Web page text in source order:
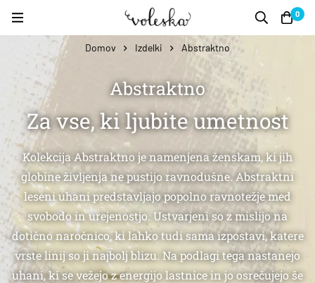
0
Domov Izdelki Abstraktno
Abstraktno
Za vse, ki ljubite umetnost
Kolekcija Abstraktno je namenjena ženskam, ki jih
globine življenja ne pustijo ravnodušne. Abstraktni
leseni uhani predstavljajo popolno ravnotežje med
svobodo in urejenostjo. Ustvarjeni so z mislijo na
dotično naročnico, ki lahko tudi sama izpostavi, katere
vrste linij so ji najbolj blizu. Na podlagi tega nastanejo
uhani, ki se vežejo z energijo lastnice in jo osrečujejo še